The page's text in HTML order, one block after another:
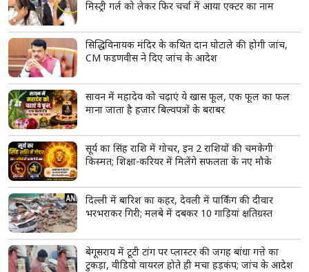
मिस्ट्री गर्ल को लेकर फिर चर्चा में आया एक्टर का नाम
सिद्धिविनायक मंदिर के कथित दान घोटाले की होगी जांच,
CM फडणवीस ने दिए जांच के आदेश
सावन में महादेव को चढ़ाएं ये खास फूल, एक फूल का फल
माना जाता है हजार बिल्वपत्रों के बराबर
सूर्य का सिंह राशि में गोचर, इन 2 राशियों की चमकेगी
किस्मत; शिक्षा-करियर में मिलेंगे सफलता के नए मौके
दिल्ली में बारिश का कहर, देवली में पार्किंग की दीवार
भरभराकर गिरी; मलबे में दबकर 10 गाड़ियां क्षतिग्रस्त
बेगूसराय में टूटी टांग पर प्लास्टर की जगह बांधा गत्ते का
टुकड़ा, वीडियो वायरल होते ही मचा हड़कंप; जांच के आदेश